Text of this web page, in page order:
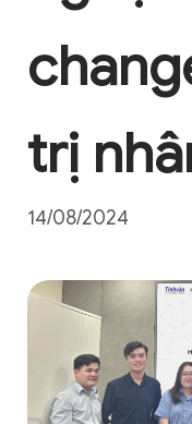
trị n
14/08/2024